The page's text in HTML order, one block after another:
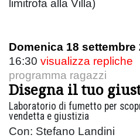
limitrofa alla Villa)
Domenica 18 settembre
16:30 visualizza repliche
programma ragazzi
Disegna il tuo
Laboratorio di fumetto per
vendetta e giustizia
Con: Stefano Landini